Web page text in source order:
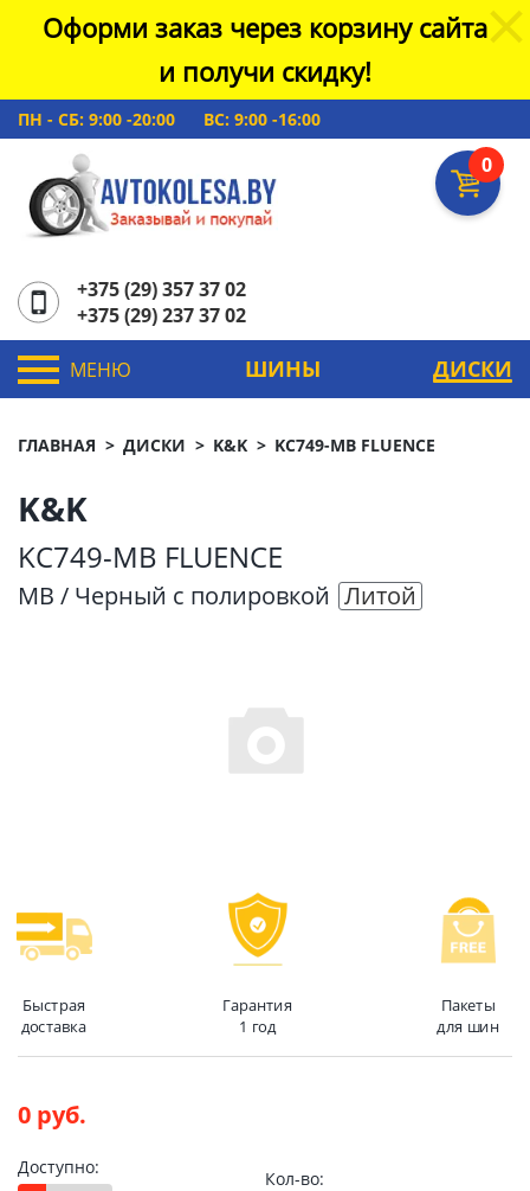
Оформи заказ через корзину сайта
и получи скидку!
ПН - СБ: 9:00 -20:00 ВС: 9:00 -16:00
0
+375 (29) 357 37 02
+375 (29) 237 37 02
МЕНЮ ШИНЫ ДИСКИ
ГЛАВНАЯ ДИСКИ K&K KC749-MB FLUENCE
K&K
KC749-MB FLUENCE
MB / Черный с полировкой Литой
Быстрая
доставка
Гарантия
1 год
Пакеты
для шин
0 руб.
Доступно:
Кол-во: